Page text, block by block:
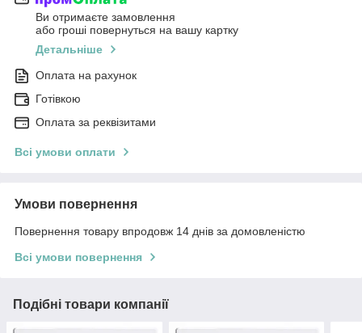
Ви отримаєте замовлення
або гроші повернуться на вашу картку
Детальніше
Оплата на рахунок
Готівкою
Оплата за реквізитами
Всі умови оплати
Умови повернення
Повернення товару впродовж 14 днів за домовленістю
Всі умови повернення
Подібні товари компанії